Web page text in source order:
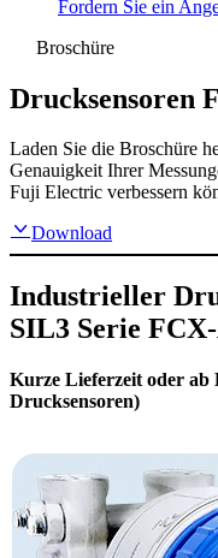
Fordern Sie ein
Broschüre
Drucksensoren
Laden Sie die Broschüre
Genauigkeit Ihrer
Fuji Electric verbessern
Download
Industrieller
SIL3 Serie
Kurze Lieferzeit oder ab
Drucksensoren)